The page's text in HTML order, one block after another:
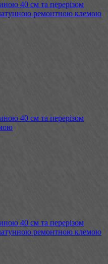
40 см та перерізом
ремонтною клемою
40 см та перерізом
40 см та перерізом
ремонтною клемою